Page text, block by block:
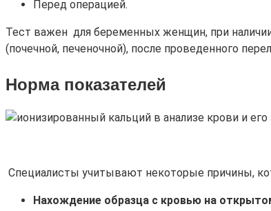
Перед операцией.
Тест важен для беременных женщин, при
(почечной, печеночной), после проведенного
Норма показателей
Специалисты учитывают некоторые причины,
Нахождение образца с кровью на